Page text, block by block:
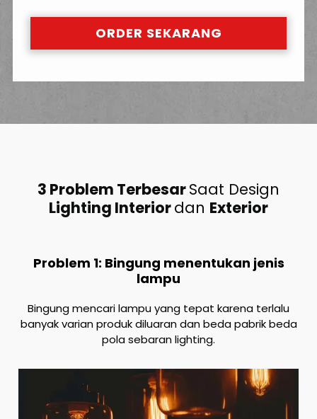
ORDER SEKARANG
3 Problem TerbesarSaat Design
Lighting Interiordan Exterior
Problem 1: Bingung menentukan jenis
lampu
Bingung mencari lampu yang tepat karena terlalu
banyak varian produk diluaran dan beda pabrik beda
pola sebaran lighting.